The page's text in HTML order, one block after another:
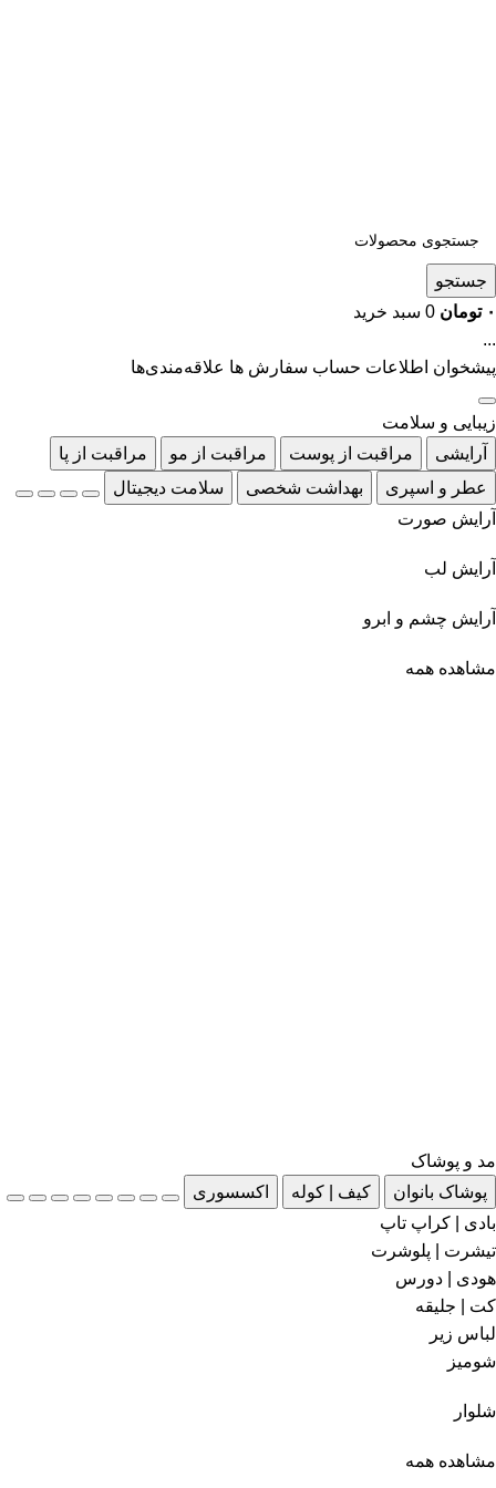
جستجو
۰ تومان 0 سبد خرید
...
پیشخوان اطلاعات حساب سفارش ها علاقه‌مندی‌ها
زیبایی و سلامت
آرایشی
مراقبت از پوست مراقبت از مو
مراقبت از پا
عطر و اسپری
بهداشت شخصی
سلامت دیجیتال
آرایش صورت
آرایش لب
آرایش چشم و ابرو
مشاهده همه
مد و پوشاک
پوشاک بانوان
کیف | کوله
اکسسوری
بادی | کراپ تاپ
تیشرت | پلوشرت
هودی | دورس
کت | جلیقه
لباس زیر
شومیز
شلوار
مشاهده همه